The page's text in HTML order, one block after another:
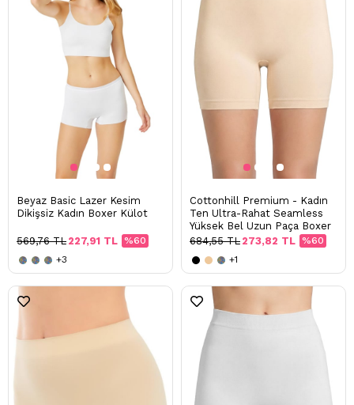
Beyaz Basic Lazer Kesim
Dikişsiz Kadın Boxer Külot
%60
227,91 TL
569,76 TL
+3
Cottonhill Premium - Kadın
Ten Ultra-Rahat Seamless
Yüksek Bel Uzun Paça Boxer
%60
273,82 TL
684,55 TL
+1